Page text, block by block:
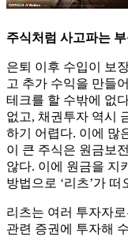
주식처럼 사고파는
은퇴 이후 수입이 보
고 추가 수익을 만들
테크를 할 수밖에 없
없고, 채권투자 역시
하기 어렵다. 이에 많
이 큰 주식은 원금보
않다. 이에 원금을 지
방법으로 ‘리츠’가 떠
리츠는 여러 투자자
관련 증권에 투자해